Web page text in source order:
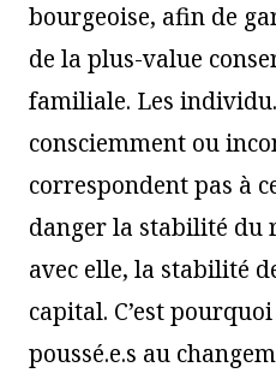
bourgeoise, afin de
de la plus-value
familiale. Les
consciemment ou
correspondent pas à
danger la stabilité du
avec elle, la stabilité
capital. C’est
poussé.e.s au